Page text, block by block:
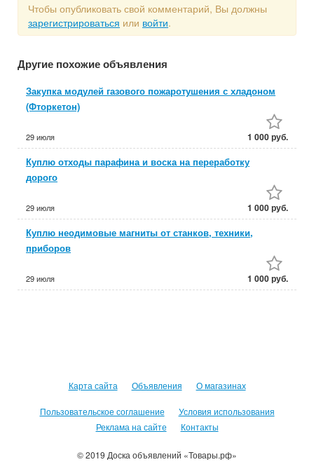
Чтобы опубликовать свой комментарий, Вы должны
зарегистрироваться или войти.
Другие похожие объявления
Закупка модулей газового пожаротушения с хладоном
(Фторкетон)
29 июля 1 000 руб.
Куплю отходы парафина и воска на переработку
дорого
29 июля 1 000 руб.
Куплю неодимовые магниты от станков, техники,
приборов
29 июля 1 000 руб.
Карта сайта Объявления О магазинах
Пользовательское соглашение
Условия использования
Реклама на сайте
Контакты
© 2019 Доска объявлений «Товары.рф»